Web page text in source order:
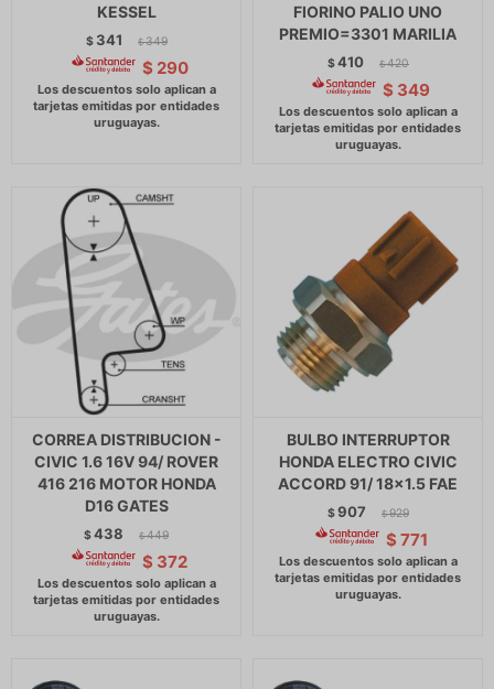
KESSEL
$ 341 $ 349
$ 290
FIORINO PALIO UNO
PREMIO=3301 MARILIA
$410 $ 420
$ 349
CORREA DISTRIBUCION -
CIVIC 1.6 16V 94/ ROVER
416 216 MOTOR HONDA
D16 GATES
$438 $ 449
$ 372
BULBO INTERRUPTOR
HONDA ELECTRO CIVIC
ACCORD 91/ 18x1.5 FAE
$907 $ 929
$ 771